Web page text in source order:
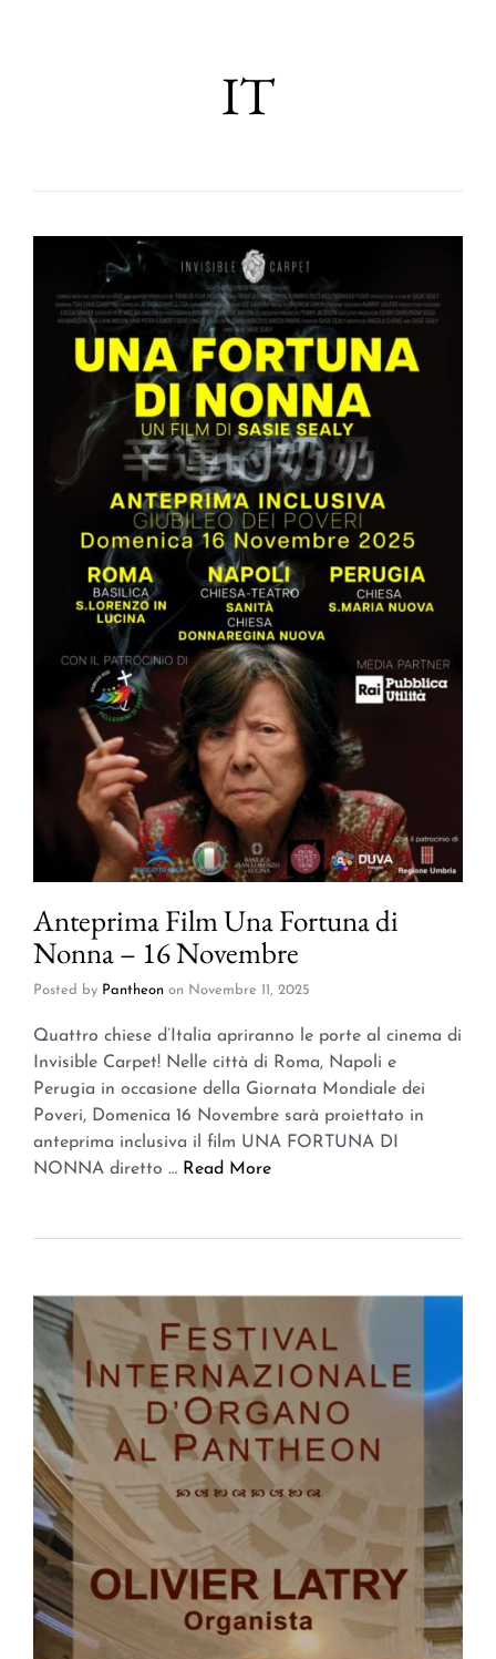
IT
Anteprima Film Una Fortuna di
Nonna – 16 Novembre
Posted by Pantheon on Novembre 11, 2025
Quattro chiese d’Italia apriranno le porte al cinema di
Invisible Carpet! Nelle città di Roma, Napoli e
Perugia in occasione della Giornata Mondiale dei
Poveri, Domenica 16 Novembre sarà proiettato in
anteprima inclusiva il film UNA FORTUNA DI
NONNA diretto … Read More